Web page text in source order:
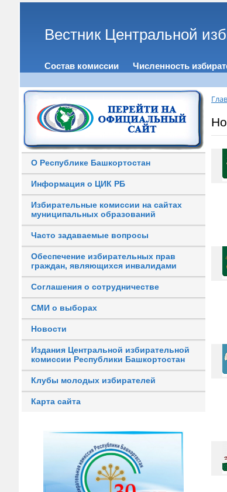
Вестник Центральной
Состав комиссии Численность
О Республике Башкортостан
Информация о ЦИК РБ
Избирательные комиссии на сайтах
муниципальных образований
Часто задаваемые вопросы
Обеспечение избирательных прав
граждан, являющихся инвалидами
Соглашения о сотрудничестве
СМИ о выборах
Новости
Издания Центральной избирательной
комиссии Республики Башкортостан
Клубы молодых избирателей
Карта сайта